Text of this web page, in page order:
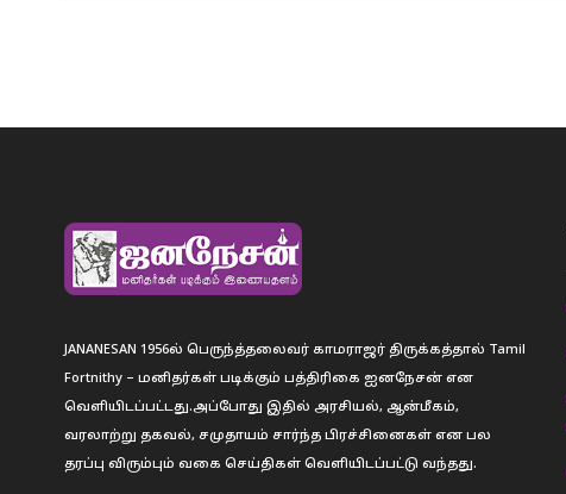
JANANESAN 1956ல் பெருந்த்தலைவர் காமராஜர் திருக்கத்தால் Tamil
Fortnithy – மனிதர்கள் படிக்கும் பத்திரிகை ஐனநேசன் என
வெளியிடப்பட்டது.அப்போது இதில் அரசியல், ஆன்மீகம்,
வரலாற்று தகவல், சமுதாயம் சார்ந்த பிரச்சினைகள் என பல
தரப்பு விரும்பும் வகை செய்திகள் வெளியிடப்பட்டு வந்தது.